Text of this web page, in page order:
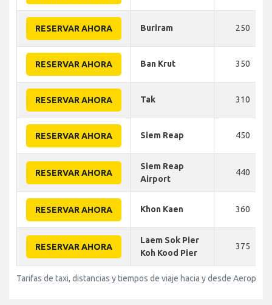
RESERVAR AHORA Buriram 250
RESERVAR AHORA Ban Krut 350
RESERVAR AHORA Tak 310
RESERVAR AHORA Siem Reap 450
RESERVAR AHORA
Siem Reap
Airport
440
RESERVAR AHORA Khon Kaen 360
RESERVAR AHORA
Laem Sok Pier
Koh Kood Pier
375
Tarifas de taxi, distancias y tiempos de viaje hacia y desde